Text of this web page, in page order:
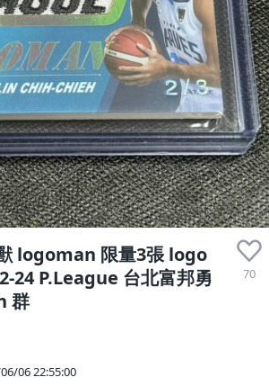
logoman 限量3張 logo
24 P.League 台北富邦勇
群
70
06 22:55:00